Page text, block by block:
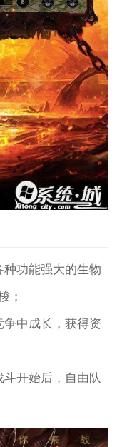
功能强大的生物
；
中成长，获得资
开始后，自由队